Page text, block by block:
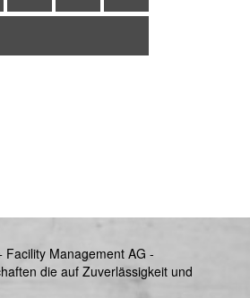
Facility Management AG -
die auf Zuverlässigkeit und